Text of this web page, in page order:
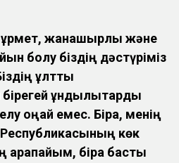
жанашырлық және
болу біздің дәстүріміз
ұлттық
құндылықтарды
оңай емес. Бірақ, менің
Республикасының көк
қарапайым, бірақ басты